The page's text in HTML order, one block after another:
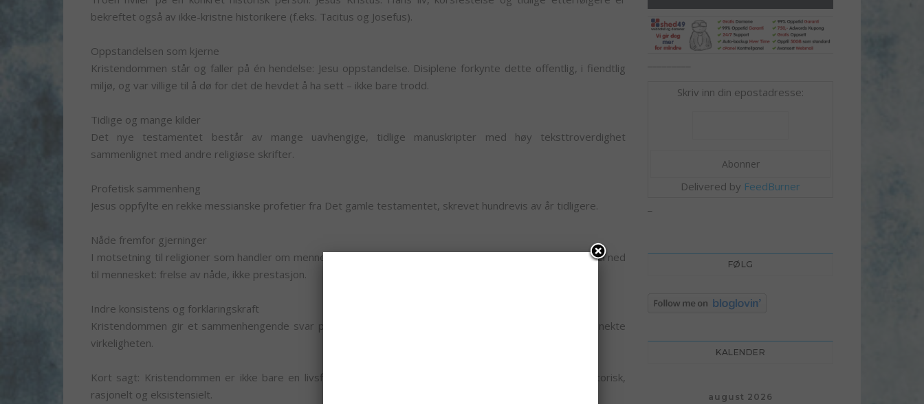
bekreftet også av ikke-kristne historikere (f.eks. Tacitus og Josefus).
Oppstandelsen som kjerne
Kristendommen står og faller på én hendelse: Jesu oppstandelse. Disiplene forkynte dette offentlig, i fiendtlig
miljø, og var villige til å dø for det de hevdet å ha sett – ikke bare trodd.
Tidlige og mange kilder
Det nye testamentet består av mange uavhengige, tidlige manuskripter med høy teksttroverdighet
sammenlignet med andre religiøse skrifter.
Profetisk sammenheng
Jesus oppfylte en rekke messianske profetier fra Det gamle testamentet, skrevet hundrevis av år tidligere.
Nåde fremfor gjerninger
I motsetning til religioner som handler om menneskets vei opp til Gud, handler kristendommen om Guds vei ned
til mennesket: frelse av nåde, ikke prestasjon.
Indre konsistens og forklaringskraft
Kristendommen gir et sammenhengende svar på onde, lidelse, moral, mening, skyld og håp – uten å benekte
virkeligheten.
Kort sagt: Kristendommen er ikke bare en livsfilosofi, men en tro som inviterer til å bli etterprøvd historisk,
rasjonelt og eksistensielt.
Skriv inn din epostadresse:
Delivered by FeedBurner
FØLG
KALENDER
august 2026